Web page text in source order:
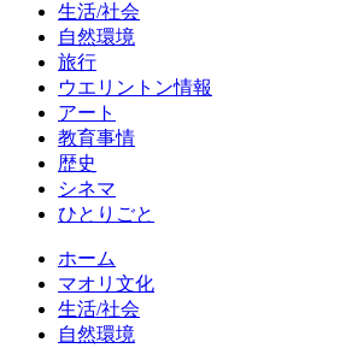
生活/社会
自然環境
旅行
ウエリントン情報
アート
教育事情
歴史
シネマ
ひとりごと
ホーム
マオリ文化
生活/社会
自然環境